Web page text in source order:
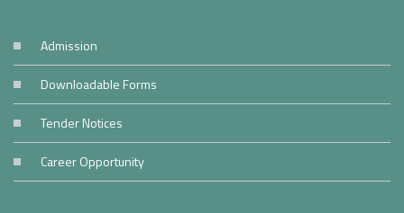
Admission
Downloadable Forms
Tender Notices
Career Opportunity